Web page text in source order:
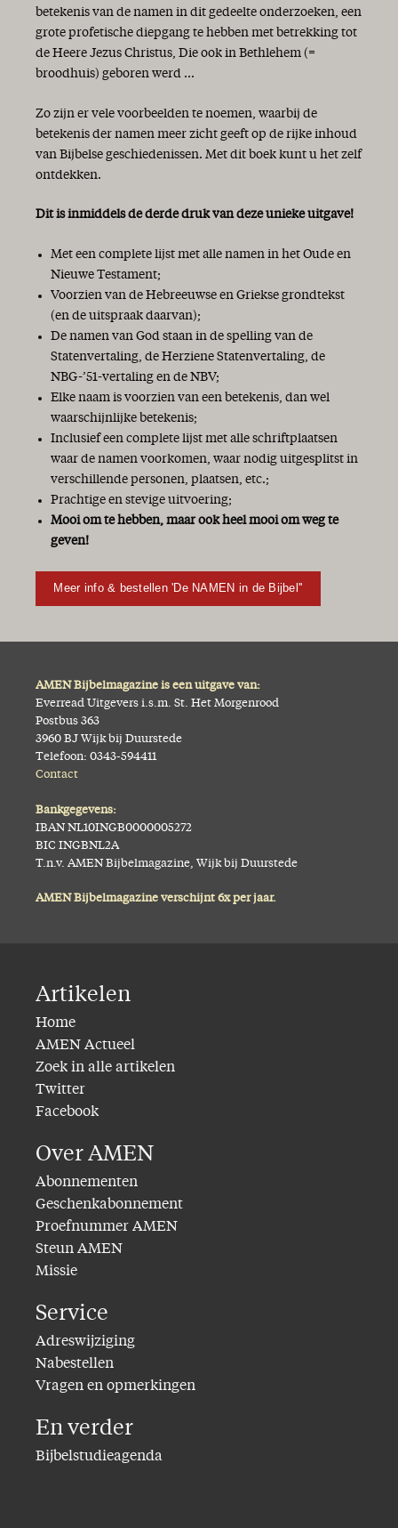
betekenis van de namen in dit gedeelte onderzoeken, een
grote profetische diepgang te hebben met betrekking tot
de Heere Jezus Christus, Die ook in Bethlehem (=
broodhuis) geboren werd ...
Zo zijn er vele voorbeelden te noemen, waarbij de
betekenis der namen meer zicht geeft op de rijke inhoud
van Bijbelse geschiedenissen. Met dit boek kunt u het zelf
ontdekken.
Dit is inmiddels de derde druk van deze unieke uitgave!
Met een complete lijst met alle namen in het Oude en
Nieuwe Testament;
Voorzien van de Hebreeuwse en Griekse grondtekst
(en de uitspraak daarvan);
De namen van God staan in de spelling van de
Statenvertaling, de Herziene Statenvertaling, de
NBG-’51-vertaling en de NBV;
Elke naam is voorzien van een betekenis, dan wel
waarschijnlijke betekenis;
Inclusief een complete lijst met alle schriftplaatsen
waar de namen voorkomen, waar nodig uitgesplitst in
verschillende personen, plaatsen, etc.;
Prachtige en stevige uitvoering;
Mooi om te hebben, maar ook heel mooi om weg te
geven!
Meer info & bestellen 'De NAMEN in de Bijbel''
AMEN Bijbelmagazine is een uitgave van:
Everread Uitgevers i.s.m. St. Het Morgenrood
Postbus 363
3960 BJ Wijk bij Duurstede
Telefoon: 0343-594411
Contact
Bankgegevens:
IBAN NL10INGB0000005272
BIC INGBNL2A
T.n.v. AMEN Bijbelmagazine, Wijk bij Duurstede
AMEN Bijbelmagazine verschijnt 6x per jaar.
Artikelen
Home
AMEN Actueel
Zoek in alle artikelen
Twitter
Facebook
Over AMEN
Abonnementen
Geschenkabonnement
Proefnummer AMEN
Steun AMEN
Missie
Service
Adreswijziging
Nabestellen
Vragen en opmerkingen
En verder
Bijbelstudieagenda